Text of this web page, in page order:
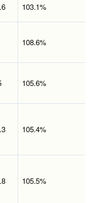
103.1%
108.6%
105.6%
105.4%
105.5%